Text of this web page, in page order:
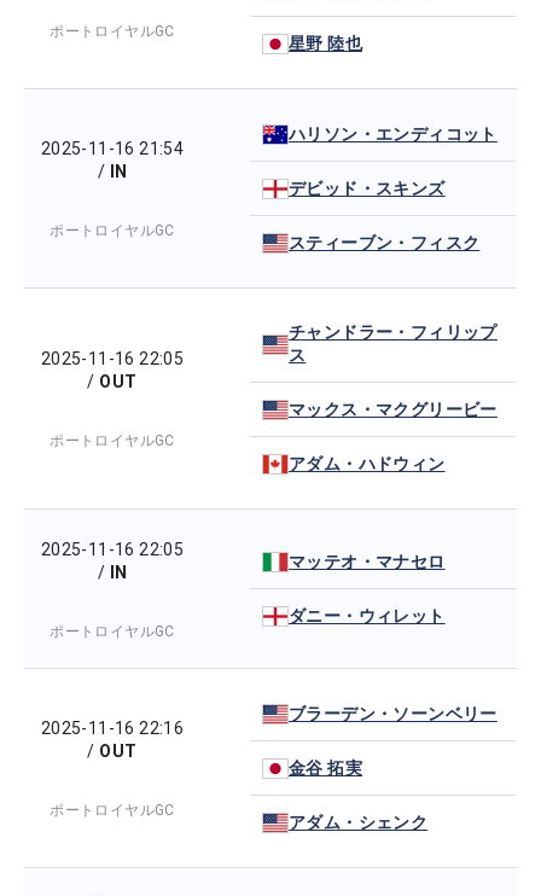
ポートロイヤルGC
星野 陸也
2025-11-16 21:54
/
IN
ポートロイヤルGC
ハリソン・エンディコット
デビッド・スキンズ
スティーブン・フィスク
2025-11-16 22:05
/ OUT
ポートロイヤルGC
チャンドラー・フィリップ
ス
マックス・マクグリービー
アダム・ハドウィン
2025-11-16 22:05
/
IN
ポートロイヤルGC
マッテオ・マナセロ
ダニー・ウィレット
2025-11-16 22:16
/ OUT
ポートロイヤルGC
ブラーデン・ソーンベリー
金谷 拓実
アダム・シェンク